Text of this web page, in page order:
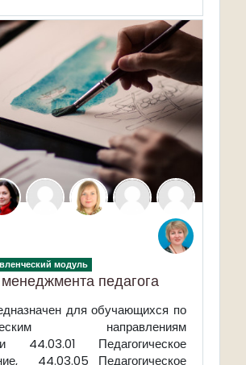
модуль
педагога
для обучающихся по
направлениям
44.03.01 Педагогическое
44.03.05 Педагогическое